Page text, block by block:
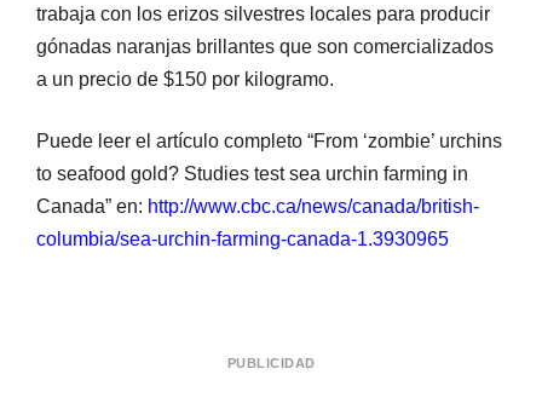
trabaja con los erizos silvestres locales para producir
gónadas naranjas brillantes que son comercializados
a un precio de $150 por kilogramo.
Puede leer el artículo completo “From ‘zombie’ urchins
to seafood gold? Studies test sea urchin farming in
Canada” en: http://www.cbc.ca/news/canada/british-
columbia/sea-urchin-farming-canada-1.3930965
PUBLICIDAD